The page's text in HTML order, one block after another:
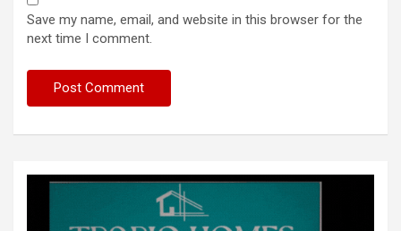
Save my name, email, and website in this browser for the
next time I comment.